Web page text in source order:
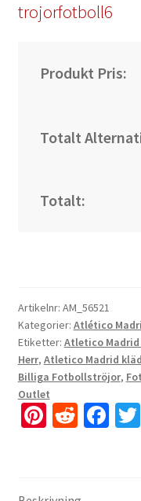
trojorfotboll6
Produkt Pris:
Totalt
Totalt:
Artikelnr: AM_56521
Kategorier: Atlético
Etiketter: Atletico
Herr, Atletico Madrid
Billiga Fotbollströjor,
Outlet
Pi
es
R
di
Fa